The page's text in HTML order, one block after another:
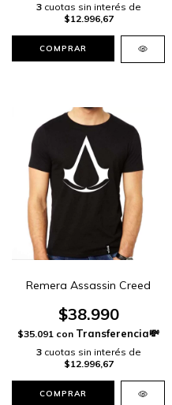
3 cuotas sin interés de
$12.996,67
COMPRAR
Remera Assassin Creed
$38.990
$35.091 con
3 cuotas sin interés de
$12.996,67
COMPRAR